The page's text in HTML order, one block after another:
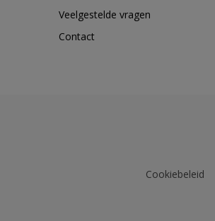
Veelgestelde vragen
Contact
Cookiebeleid